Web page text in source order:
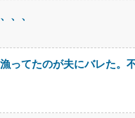
、、
てたのが夫にバレた。